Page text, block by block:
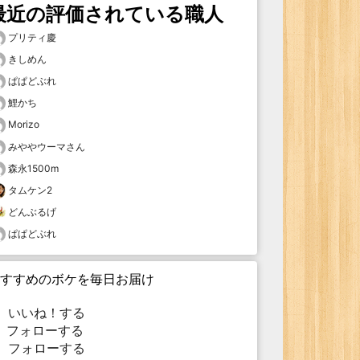
近の評価されている職人
プリティ慶
きしめん
ぱぱどぶれ
鯉かち
Morizo
みややウーマさん
森永1500m
タムケン2
どんぶるげ
ぱぱどぶれ
すめのボケを毎日お届け
いいね！する
ォローする
フォローする